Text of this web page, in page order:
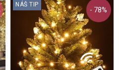
- 78%
NÁŠ TIP